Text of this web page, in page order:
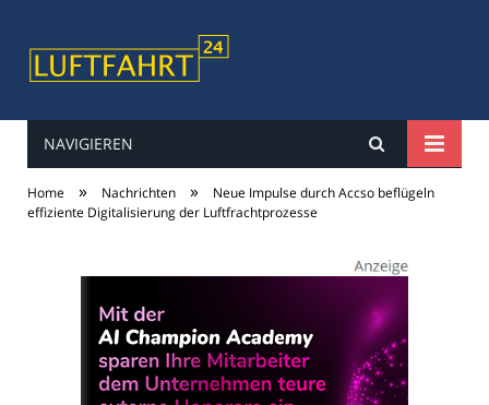
luftfahrt24
NAVIGIEREN
Home » Nachrichten »
Neue Impulse durch Accso beflügeln
effiziente Digitalisierung der Luftfrachtprozesse